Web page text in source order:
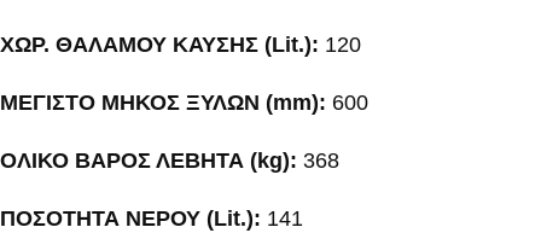
ΧΩΡ. ΘΑΛΑΜΟΥ ΚΑΥΣΗΣ (Lit.): 120
ΜΕΓΙΣΤΟ ΜΗΚΟΣ ΞΥΛΩΝ (mm): 600
ΟΛΙΚΟ ΒΑΡΟΣ ΛΕΒΗΤΑ (kg): 368
ΠΟΣΟΤΗΤΑ ΝΕΡΟΥ (Lit.): 141